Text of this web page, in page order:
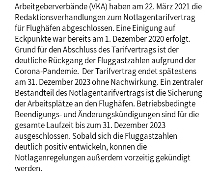
Arbeitgeberverbände (VKA) haben am 22. März 2021 die
Redaktionsverhandlungen zum Notlagentarifvertrag
für Flughäfen abgeschlossen. Eine Einigung auf
Eckpunkte war bereits am 1. Dezember 2020 erfolgt.
Grund für den Abschluss des Tarifvertrags ist der
deutliche Rückgang der Fluggastzahlen aufgrund der
Corona-Pandemie. Der Tarifvertrag endet spätestens
am 31. Dezember 2023 ohne Nachwirkung. Ein zentraler
Bestandteil des Notlagentarifvertrags ist die Sicherung
der Arbeitsplätze an den Flughäfen. Betriebsbedingte
Beendigungs- und Änderungskündigungen sind für die
gesamte Laufzeit bis zum 31. Dezember 2023
ausgeschlossen. Sobald sich die Fluggastzahlen
deutlich positiv entwickeln, können die
Notlagenregelungen außerdem vorzeitig gekündigt
werden.